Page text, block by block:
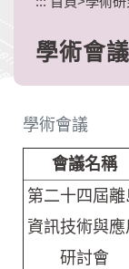
學術會議
學術會議
會議名稱
第二十四屆離
資訊技術與應
研討會